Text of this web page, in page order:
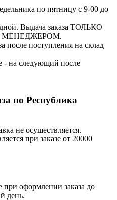
по пятницу с 9-00 до
Выдача заказа ТОЛЬКО
МЕНЕДЖЕРОМ.
после поступления на склад
- на следующий после
по Республика
не осуществляется.
при заказе от 20000
при оформлении заказа до
день.